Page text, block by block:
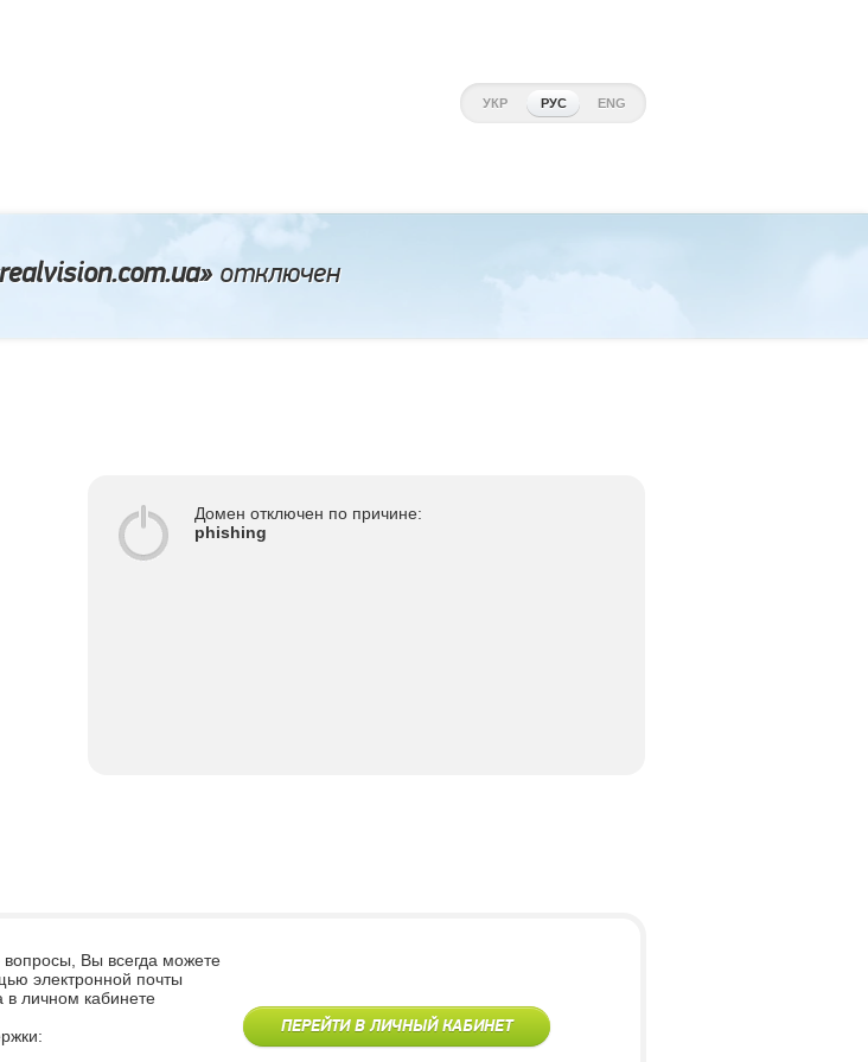
УКР РУС ENG
отключен
Домен отключен по причине:
phishing
Вы всегда можете
электронной почты
личном кабинете
ПЕРЕЙТИ В ЛИЧНЫЙ КАБИНЕТ